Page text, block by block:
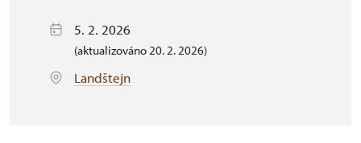
5. 2. 2026
(aktualizováno 20. 2. 2026)
Landštejn